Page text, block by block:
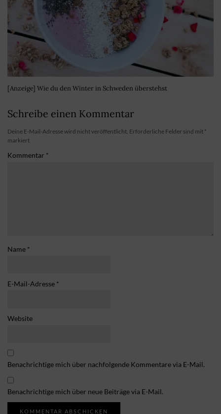
[Anzeige] Wie du den Winter in Schweden überstehst
Schreibe einen Kommentar
Deine E-Mail-Adresse wird nicht veröffentlicht. Erforderliche Felder sind mit *
markiert
Kommentar *
Name *
E-Mail-Adresse *
Website
Benachrichtige mich über nachfolgende Kommentare via E-Mail.
Benachrichtige mich über neue Beiträge via E-Mail.